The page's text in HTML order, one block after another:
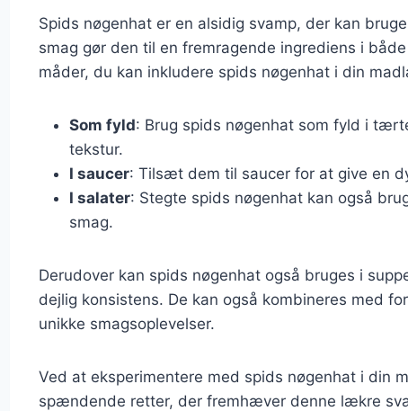
Spids nøgenhat er en alsidig svamp, der kan
smag gør den til en fremragende ingrediens i
måder, du kan inkludere spids nøgenhat i din
Som fyld: Brug spids nøgenhat som fyld i
tekstur.
I saucer: Tilsæt dem til saucer for at give en
I salater: Stegte spids nøgenhat kan også
smag.
Derudover kan spids nøgenhat også bruges i
dejlig konsistens. De kan også kombineres med
unikke smagsoplevelser.
Ved at eksperimentere med spids nøgenhat i din
spændende retter, der fremhæver denne lækre